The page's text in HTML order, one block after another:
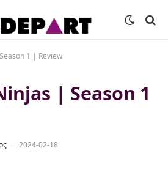
1 | Review
| Season 1
2024-02-18